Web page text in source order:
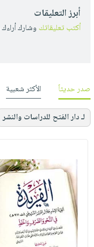
أبرز التعليقات
أكتب تعليقاتك وشارك
صدر حديثاً الأكثر شعبية
لـ دار الفتح للدراسات والنشر